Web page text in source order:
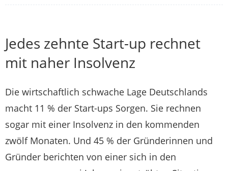
Jedes zehnte Start-up rechnet
mit naher Insolvenz
Die wirtschaftlich schwache Lage Deutschlands
macht 11 % der Start-ups Sorgen. Sie rechnen
sogar mit einer Insolvenz in den kommenden
zwölf Monaten. Und 45 % der Gründerinnen und
Gründer berichten von einer sich in den